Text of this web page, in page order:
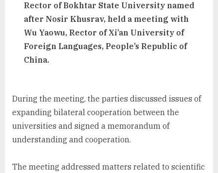
Rector of Bokhtar State University named
after Nosir Khusrav, held a meeting with
Wu Yaowu, Rector of Xi’an University of
Foreign Languages, People’s Republic of
China.
During the meeting, the parties discussed issues of
expanding bilateral cooperation between the
universities and signed a memorandum of
understanding and cooperation.
The meeting addressed matters related to scientific